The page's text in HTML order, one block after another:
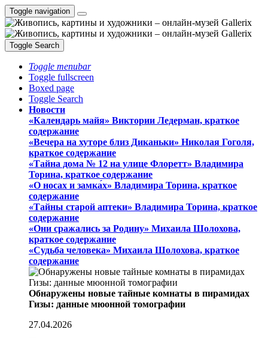
Toggle navigation
Toggle Search
Toggle menubar
Toggle fullscreen
Boxed page
Toggle Search
Новости
«Календарь майя» Виктории Ледерман, краткое
содержание
«Вечера на хуторе близ Диканьки» Николая Гоголя,
краткое содержание
«Тайна дома № 12 на улице Флоретт» Владимира
Торина, краткое содержание
«О носах и замка́х» Владимира Торина, краткое
содержание
«Тайны старой аптеки» Владимира Торина, краткое
содержание
«Они сражались за Родину» Михаила Шолохова,
краткое содержание
«Судьба человека» Михаила Шолохова, краткое
содержание
Обнаружены новые тайные комнаты в пирамидах
Гизы: данные мюонной томографии
27.04.2026